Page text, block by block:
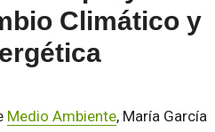
Climático y
Medio Ambiente, María García